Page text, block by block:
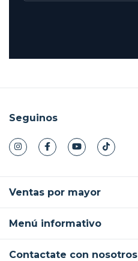
Seguinos
Ventas por mayor
Menú informativo
Contactate con nosotros